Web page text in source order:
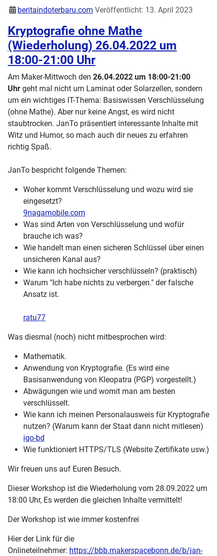
beritaindoterbaru.com Veröffentlicht: 13. April 2023
Kryptografie ohne Mathe
(Wiederholung) 26.04.2022 um
18:00-21:00 Uhr
Am Maker-Mittwoch den 26.04.2022 um 18:00-21:00
Uhr geht mal nicht um Laminat oder Solarzellen, sondern
um ein wichtiges IT-Thema: Basiswissen Verschlüsselung
(ohne Mathe). Aber nur keine Angst, es wird nicht
staubtrocken. JanTo präsentiert interessante Inhalte mit
Witz und Humor, so mach auch dir neues zu erfahren
richtig Spaß.
JanTo bespricht folgende Themen:
Woher kommt Verschlüsselung und wozu wird sie
eingesetzt?
9nagamobile.com
Was sind Arten von Verschlüsselung und wofür
brauche ich was?
Wie handelt man einen sicheren Schlüssel über einen
unsicheren Kanal aus?
Wie kann ich hochsicher verschlüsseln? (praktisch)
Warum "Ich habe nichts zu verbergen." der falsche
Ansatz ist.
ratu77
Was diesmal (noch) nicht mitbesprochen wird:
Mathematik.
Anwendung von Kryptografie. (Es wird eine
Basisanwendung von Kleopatra (PGP) vorgestellt.)
Abwägungen wie und womit man am besten
verschlüsselt.
Wie kann ich meinen Personalausweis für Kryptografie
nutzen? (Warum kann der Staat dann nicht mitlesen)
igo-bd
Wie funktioniert HTTPS/TLS (Website Zertifikate usw.)
Wir freuen uns auf Euren Besuch.
Dieser Workshop ist die Wiederholung vom 28.09.2022 um
18:00 Uhr, Es werden die gleichen Inhalte vermittelt!
Der Workshop ist wie immer kostenfrei
Hier der Link für die
Onlineteilnehmer: https://bbb.makerspacebonn.de/b/jan-